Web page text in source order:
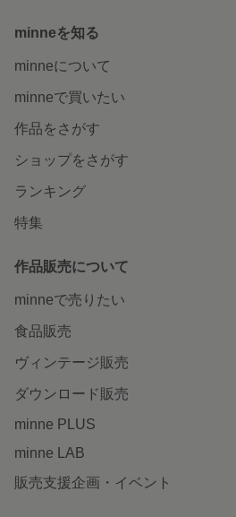
minneを知る
minneについて
minneで買いたい
作品をさがす
ショップをさがす
ランキング
特集
作品販売について
minneで売りたい
食品販売
ヴィンテージ販売
ダウンロード販売
minne PLUS
minne LAB
販売支援企画・イベント